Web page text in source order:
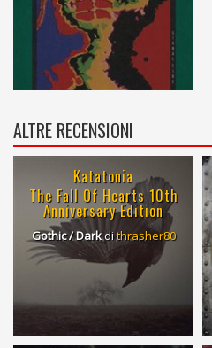
ALTRE RECENSIONI
Katatonia
The Fall Of Hearts 10th
Anniversary Edition
Gothic / Darkdithrasher80